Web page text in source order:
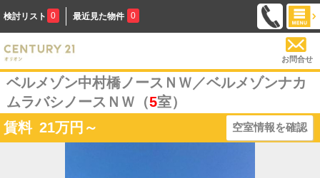
検討リスト 0 最近見た物件 0
お問合せ
ベルメゾン中村橋ノースＮＷ／ベルメゾンナカ
ムラバシノースＮＷ（5室）
賃料 21万円～ 空室情報を確認